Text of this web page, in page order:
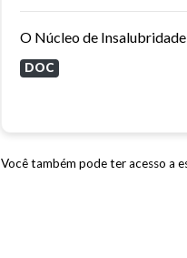
DOC
Você também pode ter acesso a